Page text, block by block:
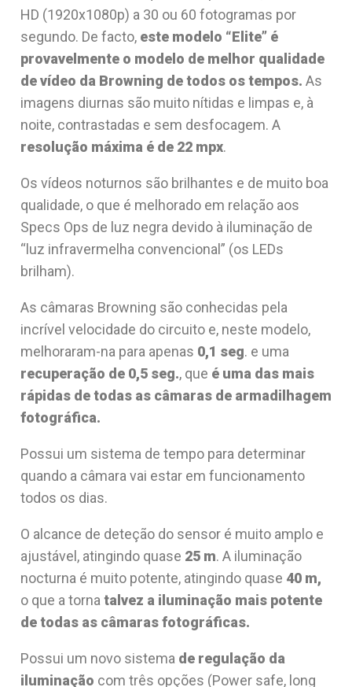
HD (1920x1080p) a 30 ou 60 fotogramas por
segundo. De facto, este modelo “Elite” é
provavelmente o modelo de melhor qualidade
de vídeo da Browning de todos os tempos. As
imagens diurnas são muito nítidas e limpas e, à
noite, contrastadas e sem desfocagem. A
resolução máxima é de 22 mpx.
Os vídeos noturnos são brilhantes e de muito boa
qualidade, o que é melhorado em relação aos
Specs Ops de luz negra devido à iluminação de
“luz infravermelha convencional” (os LEDs
brilham).
As câmaras Browning são conhecidas pela
incrível velocidade do circuito e, neste modelo,
melhoraram-na para apenas 0,1 seg. e uma
recuperação de 0,5 seg., que é uma das mais
rápidas de todas as câmaras de armadilhagem
fotográfica.
Possui um sistema de tempo para determinar
quando a câmara vai estar em funcionamento
todos os dias.
O alcance de deteção do sensor é muito amplo e
ajustável, atingindo quase 25 m. A iluminação
nocturna é muito potente, atingindo quase 40 m,
o que a tornatalvez a iluminação mais potente
de todas as câmaras fotográficas.
Possui um novo sistema de regulação da
iluminação com três opções (Power safe, long